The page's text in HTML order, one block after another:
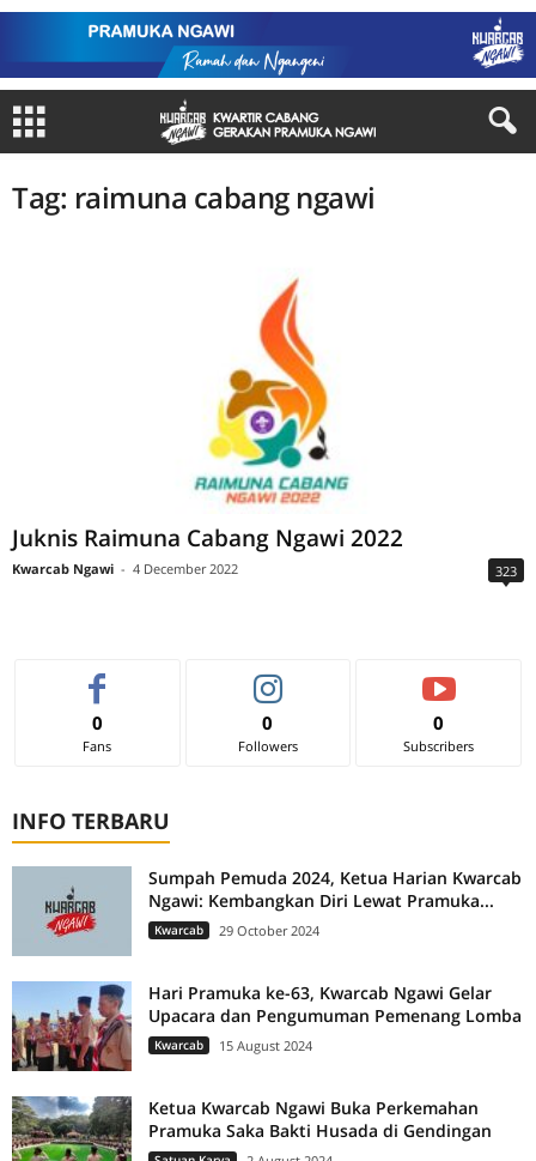
Tag: raimuna cabang ngawi
Juknis Raimuna Cabang Ngawi 2022
Kwarcab Ngawi - 4 December 2022 323
0
Fans
0
Followers
0
Subscribers
INFO TERBARU
Sumpah Pemuda 2024, Ketua Harian Kwarcab
Ngawi: Kembangkan Diri Lewat Pramuka...
Kwarcab 29 October 2024
Hari Pramuka ke-63, Kwarcab Ngawi Gelar
Upacara dan Pengumuman Pemenang Lomba
Kwarcab 15 August 2024
Ketua Kwarcab Ngawi Buka Perkemahan
Pramuka Saka Bakti Husada di Gendingan